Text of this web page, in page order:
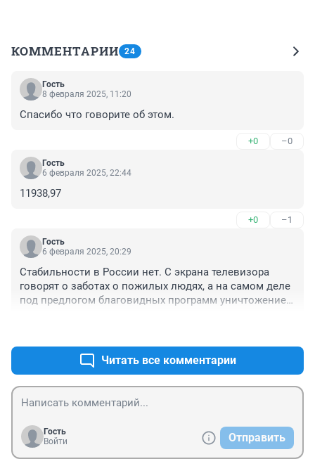
КОММЕНТАРИИ 24
Гость
8 февраля 2025, 11:20
Спасибо что говорите об этом.
+0 –0
Гость
6 февраля 2025, 22:44
11938,97
+0 –1
Гость
6 февраля 2025, 20:29
Стабильности в России нет. С экрана телевизора
говорят о заботах о пожилых людях, а на самом деле
под предлогом благовидных программ уничтожение
разрыв в зарплатах в цивилизованных странах не
допустим. Была обманута Сбербанком после распада
СССР, затем облигацией на машину, ваучерами...
Больше не верю в светлое будущее.
Читать все комментарии
Гость
Войти
Отправить